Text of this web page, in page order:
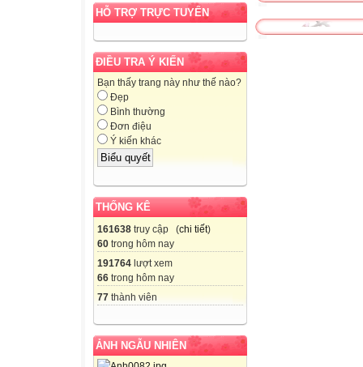
HỖ TRỢ TRỰC TUYẾN
ĐIỀU TRA Ý KIẾN
Bạn thấy trang này như thế nào?
Đẹp
Bình thường
Đơn điệu
Ý kiến khác
THỐNG KÊ
161638 truy cập (chi tiết)
60 trong hôm nay
191764 lượt xem
66 trong hôm nay
77 thành viên
ẢNH NGẪU NHIÊN
Con về rợp